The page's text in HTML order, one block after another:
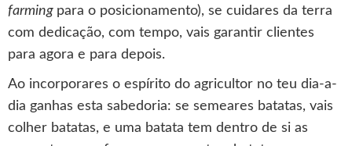
farming para o posicionamento), se cuidares da terra
com dedicação, com tempo, vais garantir clientes
para agora e para depois.
Ao incorporares o espírito do agricultor no teu dia-a-
dia ganhas esta sabedoria: se semeares batatas, vais
colher batatas, e uma batata tem dentro de si as